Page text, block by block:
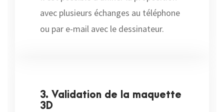
avec plusieurs échanges au téléphone
ou par e-mail avec le dessinateur.
3. Validation de la maquette
3D